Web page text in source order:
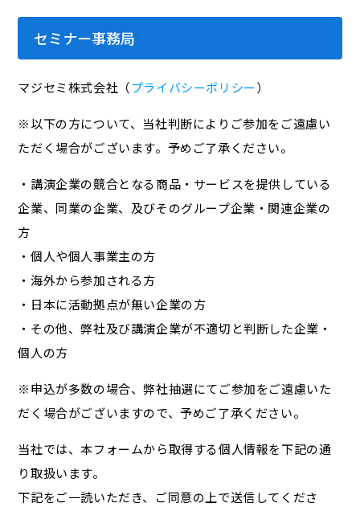
セミナー事務局
マジセミ株式会社（プライバシーポリシー）
※以下の方について、当社判断によりご参加をご遠慮い
ただく場合がございます。予めご了承ください。
・講演企業の競合となる商品・サービスを提供している
企業、同業の企業、及びそのグループ企業・関連企業の
方
・個人や個人事業主の方
・海外から参加される方
・日本に活動拠点が無い企業の方
・その他、弊社及び講演企業が不適切と判断した企業・
個人の方
※申込が多数の場合、弊社抽選にてご参加をご遠慮いた
だく場合がございますので、予めご了承ください。
当社では、本フォームから取得する個人情報を下記の通
り取扱います。
下記をご一読いただき、ご同意の上で送信してくださ